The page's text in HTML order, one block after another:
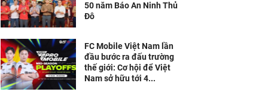
50 năm Báo An Ninh Thủ
Đô
FC Mobile Việt Nam lần
đầu bước ra đấu trường
thế giới: Cơ hội để Việt
Nam sở hữu tới 4...